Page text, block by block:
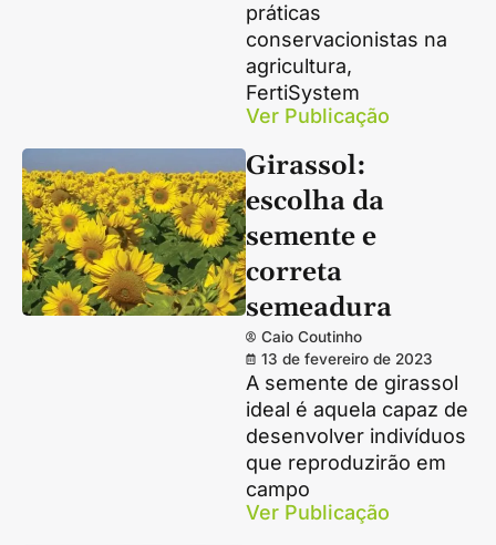
práticas
conservacionistas na
agricultura,
FertiSystem
Ver Publicação
Girassol:
escolha da
semente e
correta
semeadura
Caio Coutinho
13 de fevereiro de 2023
A semente de girassol
ideal é aquela capaz de
desenvolver indivíduos
que reproduzirão em
campo
Ver Publicação